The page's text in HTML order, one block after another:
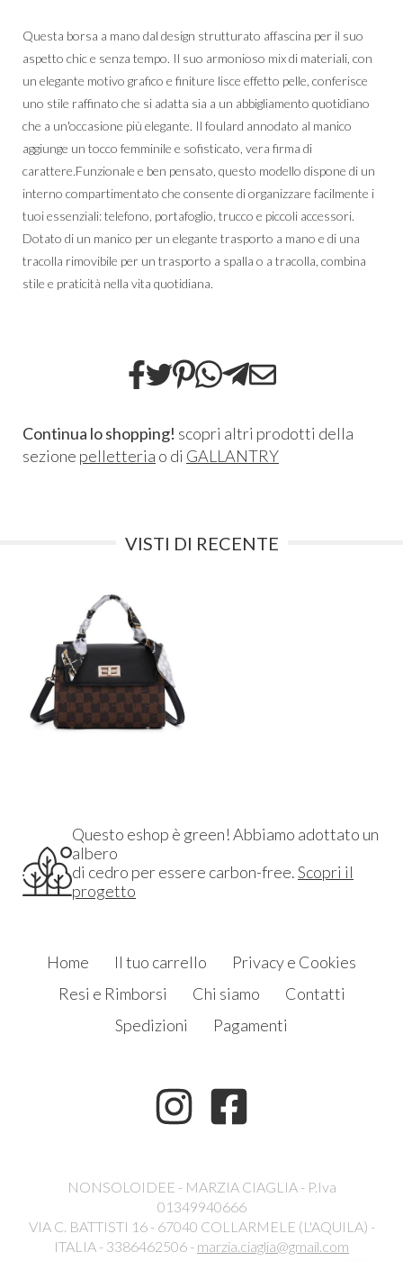
Questa borsa a mano dal design strutturato affascina per il suo
aspetto chic e senza tempo. Il suo armonioso mix di materiali, con
un elegante motivo grafico e finiture lisce effetto pelle, conferisce
uno stile raffinato che si adatta sia a un abbigliamento quotidiano
che a un'occasione più elegante. Il foulard annodato al manico
aggiunge un tocco femminile e sofisticato, vera firma di
carattere.Funzionale e ben pensato, questo modello dispone di un
interno compartimentato che consente di organizzare facilmente i
tuoi essenziali: telefono, portafoglio, trucco e piccoli accessori.
Dotato di un manico per un elegante trasporto a mano e di una
tracolla rimovibile per un trasporto a spalla o a tracolla, combina
stile e praticità nella vita quotidiana.
Continua lo shopping! scopri altri prodotti della
sezione pelletteria o di GALLANTRY
VISTI DI RECENTE
Questo eshop è green! Abbiamo adottato un
albero
di cedro per essere carbon-free.Scopri il
progetto
Home Il tuo carrello
Privacy e Cookies
Resi e Rimborsi
Chi siamo
Contatti
Spedizioni
Pagamenti
NONSOLOIDEE - MARZIA CIAGLIA - P.Iva
01349940666
VIA C. BATTISTI 16 - 67040 COLLARMELE (L'AQUILA) -
ITALIA - 3386462506 - marzia.ciaglia@gmail.com